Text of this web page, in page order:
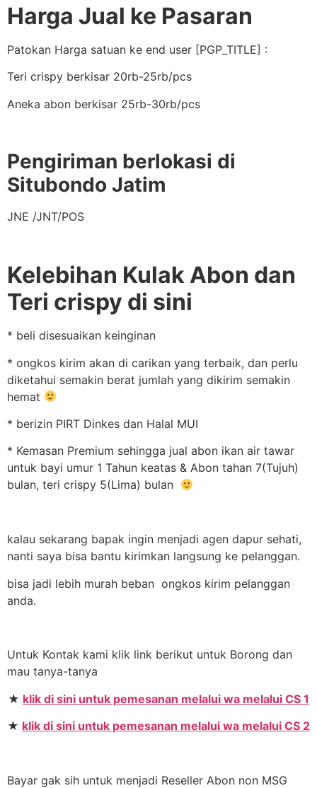
Harga Jual ke Pasaran
Patokan Harga satuan ke end user [PGP_TITLE] :
Teri crispy berkisar 20rb-25rb/pcs
Aneka abon berkisar 25rb-30rb/pcs
Pengiriman berlokasi di
Situbondo Jatim
JNE /JNT/POS
Kelebihan Kulak Abon dan
Teri crispy di sini
* beli disesuaikan keinginan
* ongkos kirim akan di carikan yang terbaik, dan perlu
diketahui semakin berat jumlah yang dikirim semakin
hemat
* berizin PIRT Dinkes dan Halal MUI
* Kemasan Premium sehingga jual abon ikan air tawar
untuk bayi umur 1 Tahun keatas & Abon tahan 7(Tujuh)
bulan, teri crispy 5(Lima) bulan
kalau sekarang bapak ingin menjadi agen dapur sehati,
nanti saya bisa bantu kirimkan langsung ke pelanggan.
bisa jadi lebih murah beban ongkos kirim pelanggan
anda.
Untuk Kontak kami klik link berikut untuk Borong dan
mau tanya-tanya
★ klik di sini untuk pemesanan melalui wa melalui CS 1
★ klik di sini untuk pemesanan melalui wa melalui CS 2
Bayar gak sih untuk menjadi Reseller Abon non MSG